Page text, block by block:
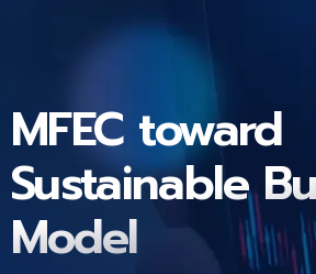
MFEC toward
Sustainable
Model